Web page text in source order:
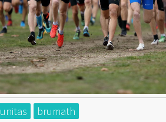
unitas
brumath